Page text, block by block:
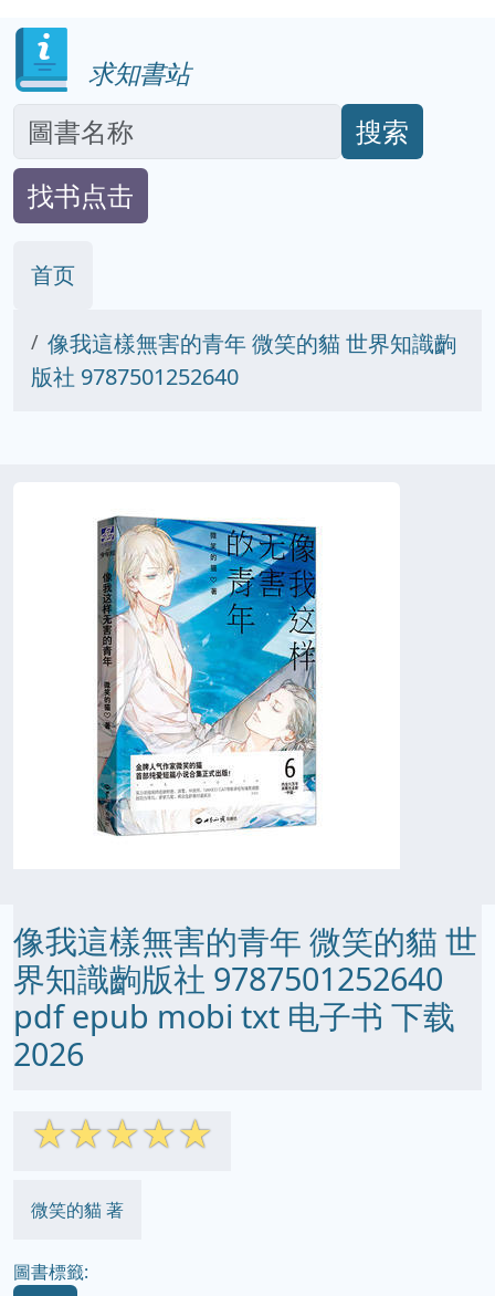
求知書站
搜索
找书点击
首页
像我這樣無害的青年 微笑的貓 世界知識齣
版社 9787501252640
像我這樣無害的青年 微笑的貓 世
界知識齣版社 9787501252640
pdf epub mobi txt 电子书 下载
2026
☆☆☆☆☆
微笑的貓 著
圖書標籤: